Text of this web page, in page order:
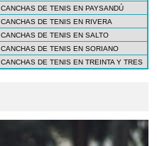
CANCHAS DE TENIS EN PAYSANDÚ
CANCHAS DE TENIS EN RIVERA
CANCHAS DE TENIS EN SALTO
CANCHAS DE TENIS EN SORIANO
CANCHAS DE TENIS EN TREINTA Y TRES